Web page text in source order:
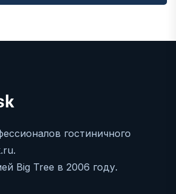
гостиничного
Big Tree в 2006 году.